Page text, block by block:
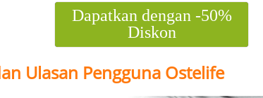
Dapatkan dengan -50%
Diskon
Ulasan Pengguna Ostelife